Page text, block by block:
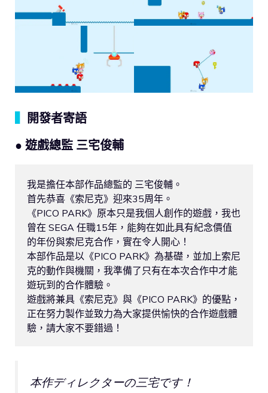
開發者寄語
● 遊戲總監 三宅俊輔
我是擔任本部作品總監的 三宅俊輔。
首先恭喜《索尼克》迎來35周年。
《PICO PARK》原本只是我個人創作的遊戲，我也
曾在 SEGA 任職15年，能夠在如此具有紀念價值
的年份與索尼克合作，實在令人開心！
本部作品是以《PICO PARK》為基礎，並加上索尼
克的動作與機關，我準備了只有在本次合作中才能
遊玩到的合作體驗。
遊戲將兼具《索尼克》與《PICO PARK》的優點，
正在努力製作並致力為大家提供愉快的合作遊戲體
本作ディレクターの三宅です！